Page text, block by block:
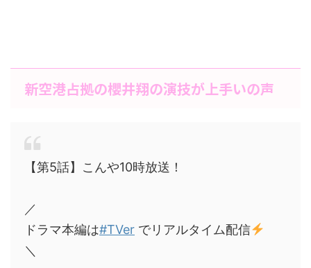
新空港占拠の櫻井翔の演技が上手いの声
【第5話】こんや10時放送！
／
ドラマ本編は#TVer でリアルタイム配信
＼